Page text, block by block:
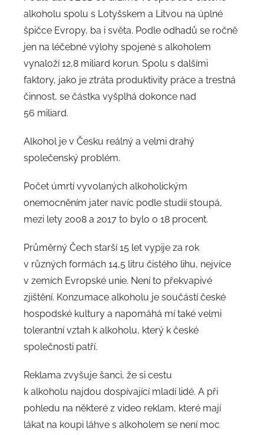
alkoholu spolu s Lotyšskem a Litvou na úplné
špičce Evropy, ba i světa. Podle odhadů se ročně
jen na léčebné výlohy spojené s alkoholem
vynaloží 12,8 miliard korun. Spolu s dalšími
faktory, jako je ztráta produktivity práce a trestná
činnost, se částka vyšplhá dokonce nad
56 miliard.
Alkohol je v Česku reálný a velmi drahý
společenský problém.
Počet úmrtí vyvolaných alkoholickým
onemocněním jater navíc podle studií stoupá,
mezi lety 2008 a 2017 to bylo o 18 procent.
Průměrný Čech starší 15 let vypije za rok
v různých formách 14,5 litru čistého lihu, nejvíce
v zemích Evropské unie. Není to překvapivé
zjištění. Konzumace alkoholu je součástí české
hospodské kultury a napomáhá mí také velmi
tolerantní vztah k alkoholu, který k české
společnosti patří.
Reklama zvyšuje šanci, že si cestu
k alkoholu najdou dospívající mladí lidé. A při
pohledu na některé z video reklam, které mají
lákat na koupi láhve s alkoholem se není moc